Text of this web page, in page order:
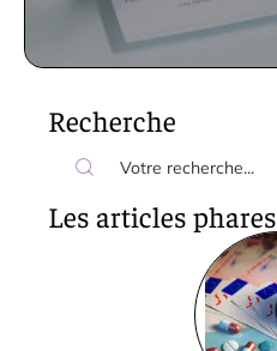
Recherche
Les articles phares